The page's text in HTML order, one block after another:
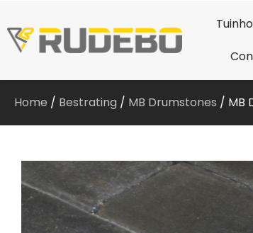
Home / Bestrating / MB Drumstones / MB